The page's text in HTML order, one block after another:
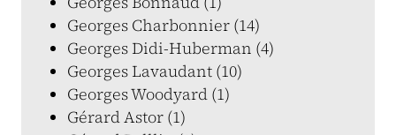
Georges Charbonnier (14)
Georges Didi-Huberman (4)
Georges Lavaudant (10)
Georges Woodyard (1)
Gérard Astor (1)